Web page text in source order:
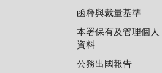
函釋與裁量基準
本署保有及管理個人
資料
公務出國報告